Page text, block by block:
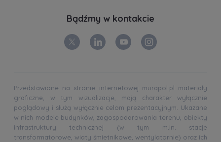
Bądźmy w kontakcie
Przedstawione na stronie internetowej murapol.pl materiały
graficzne, w tym wizualizacje, mają charakter wyłącznie
poglądowy i służą wyłącznie celom prezentacyjnym. Ukazane
w nich modele budynków, zagospodarowania terenu, obiekty
infrastruktury technicznej (w tym m.in. stacje
transformatorowe, wiaty śmietnikowe, wentylatornie) oraz ich